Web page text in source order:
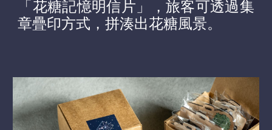
「花糖記憶明信片」，旅客可透過集
章疊印方式，拼湊出花糖風景。